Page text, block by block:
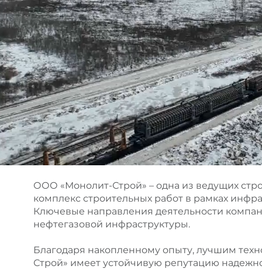
ООО «Монолит-Строй» – одна из ведущих
комплекс строительных работ в рамках
Ключевые направления деятельности
нефтегазовой инфраструктуры.
Благодаря накопленному опыту, лучшим
Строй» имеет устойчивую репутацию